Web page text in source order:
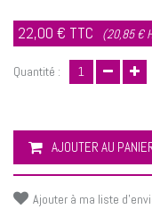
22,00 € TTC (20,85 €
Quantité :
AJOUTER AU
Ajouter à ma liste